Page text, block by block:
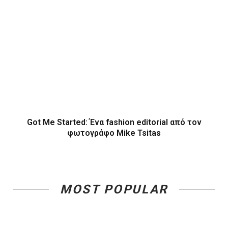
Got Me Started: Ένα fashion editorial από τον
φωτογράφο Mike Tsitas
MOST POPULAR